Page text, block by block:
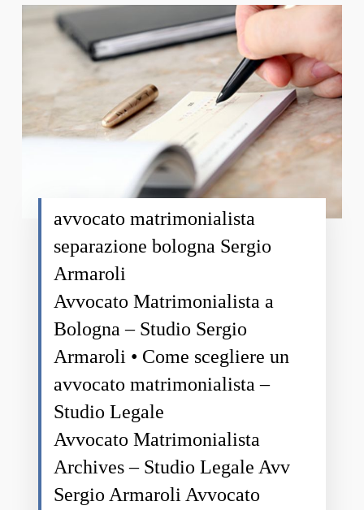
avvocato matrimonialista
separazione bologna Sergio
Armaroli
Avvocato Matrimonialista a
Bologna – Studio Sergio
Armaroli • Come scegliere un
avvocato matrimonialista –
Studio Legale
Avvocato Matrimonialista
Archives – Studio Legale Avv
Sergio Armaroli Avvocato